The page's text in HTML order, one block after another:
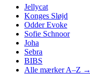
Jellycat
Konges Sløjd
Odder Evoke
Sofie Schnoor
Joha
Sebra
BIBS
Alle mærker A–Z →